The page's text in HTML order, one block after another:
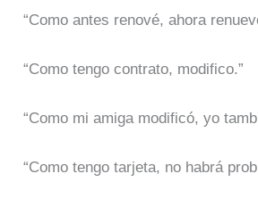
“Como antes renové, ahora
“Como tengo contrato, modifico.”
“Como mi amiga modificó, yo
“Como tengo tarjeta, no habrá